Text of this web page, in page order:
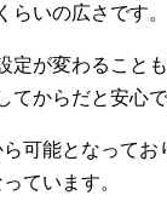
らいの広さです。
定が変わること
てからだと安心で
可能となってお
ています。